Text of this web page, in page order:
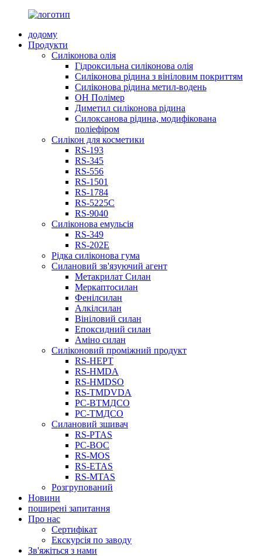
додому
Продукти
Силіконова олія
Гідроксильна силіконова олія
Силіконова рідина з вініловим покриттям
Силіконова рідина метил-водень
OH Полімер
Диметил силіконова рідина
Силоксанова рідина, модифікована
поліефіром
Силікон для косметики
RS-193
RS-345
RS-556
RS-1501
RS-1784
RS-5225C
RS-9040
Силіконова емульсія
RS-349
RS-202E
Рідка силіконова гума
Силановий зв'язуючий агент
Метакрилат Силан
Меркаптосилан
Фенілсилан
Алкілсилан
Вініловий силан
Епоксидний силан
Аміно силан
Силіконовий проміжний продукт
RS-HEPT
RS-HMDA
RS-HMDSO
RS-TMDVDA
РС-ВТМДСО
РС-ТМДСО
Силановий зшивач
RS-PTAS
РС-ВОС
RS-MOS
RS-ETAS
RS-MTAS
Розгрупований
Новини
поширені запитання
Про нас
Сертифікат
Екскурсія по заводу
Зв'яжіться з нами